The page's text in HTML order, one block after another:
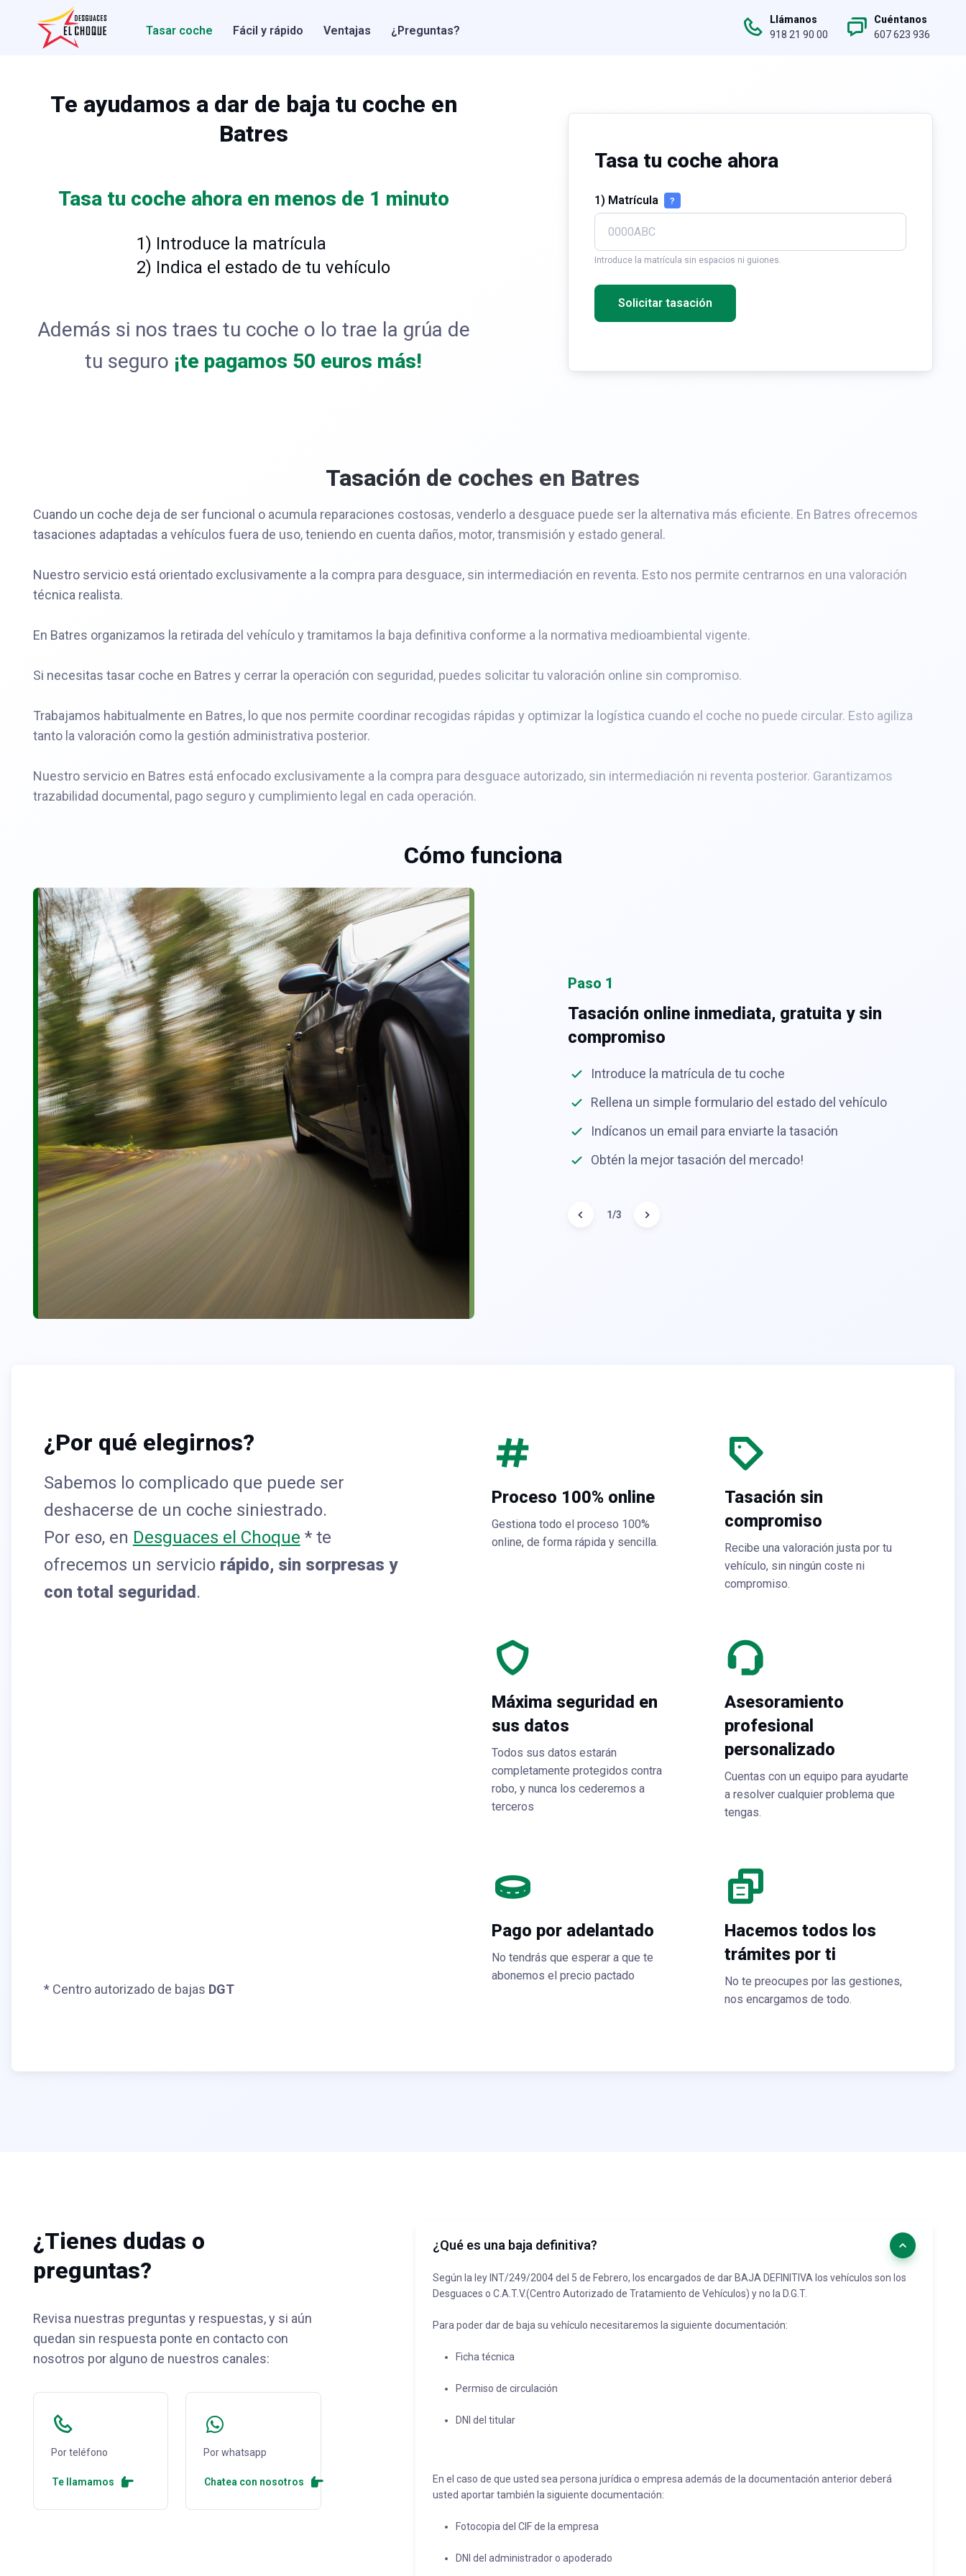
Tasar coche Fácil y rápido Ventajas ¿Preguntas?
Llámanos
918 21 90 00
Cuéntanos
607 623 936
Te ayudamos a dar de baja tu coche en
Batres
Tasa tu coche ahora en menos de 1 minuto
1) Introduce la matrícula
2) Indica el estado de tu vehículo
Además si nos traes tu coche o lo trae la grúa de
tu seguro ¡te pagamos 50 euros más!
Tasa tu coche ahora
1) Matrícula ?
Introduce la matrícula sin espacios ni guiones.
Solicitar tasación
Tasación de coches en Batres
Cuando un coche deja de ser funcional o acumula reparaciones costosas, venderlo a desguace puede ser la alternativa más eficiente. En Batres ofrecemos
tasaciones adaptadas a vehículos fuera de uso, teniendo en cuenta daños, motor, transmisión y estado general.
Nuestro servicio está orientado exclusivamente a la compra para desguace, sin intermediación en reventa. Esto nos permite centrarnos en una valoración
técnica realista.
En Batres organizamos la retirada del vehículo y tramitamos la baja definitiva conforme a la normativa medioambiental vigente.
Si necesitas tasar coche en Batres y cerrar la operación con seguridad, puedes solicitar tu valoración online sin compromiso.
Trabajamos habitualmente en Batres, lo que nos permite coordinar recogidas rápidas y optimizar la logística cuando el coche no puede circular. Esto agiliza
tanto la valoración como la gestión administrativa posterior.
Nuestro servicio en Batres está enfocado exclusivamente a la compra para desguace autorizado, sin intermediación ni reventa posterior. Garantizamos
trazabilidad documental, pago seguro y cumplimiento legal en cada operación.
Cómo funciona
Paso 3
Dinero rápido en tu cuenta corriente
Pagamos por tu coche de manera rápida y eficaz
Experiencia de más de 40 años gestionando bajas de
vehículos
Nos encargamos de todos los trámites
Paso 1
Tasación online inmediata, gratuita y sin
compromiso
Introduce la matrícula de tu coche
Rellena un simple formulario del estado del vehículo
Indícanos un email para enviarte la tasación
Obtén la mejor tasación del mercado!
1/3
¿Por qué elegirnos?
Sabemos lo complicado que puede ser
deshacerse de un coche siniestrado.
Por eso, en Desguaces el Choque * te
ofrecemos un servicio rápido, sin sorpresas y
con total seguridad.
* Centro autorizado de bajas DGT
Proceso 100% online
Gestiona todo el proceso 100%
online, de forma rápida y sencilla.
Tasación sin
compromiso
Recibe una valoración justa por tu
vehículo, sin ningún coste ni
compromiso.
Máxima seguridad en
sus datos
Todos sus datos estarán
completamente protegidos contra
robo, y nunca los cederemos a
terceros
Asesoramiento
profesional
personalizado
Cuentas con un equipo para ayudarte
a resolver cualquier problema que
tengas.
Pago por adelantado
No tendrás que esperar a que te
abonemos el precio pactado
Hacemos todos los
trámites por ti
No te preocupes por las gestiones,
nos encargamos de todo.
¿Tienes dudas o
preguntas?
Revisa nuestras preguntas y respuestas, y si aún
quedan sin respuesta ponte en contacto con
nosotros por alguno de nuestros canales:
Por teléfono
Te llamamos
Por whatsapp
Chatea con nosotros
¿Qué es una baja definitiva?
Según la ley INT/249/2004 del 5 de Febrero, los encargados de dar BAJA DEFINITIVA los vehículos son los
Desguaces o C.A.T.V.(Centro Autorizado de Tratamiento de Vehículos) y no la D.G.T.
Para poder dar de baja su vehículo necesitaremos la siguiente documentación:
Ficha técnica
Permiso de circulación
DNI del titular
En el caso de que usted sea persona jurídica o empresa además de la documentación anterior deberá
usted aportar también la siguiente documentación:
Fotocopia del CIF de la empresa
DNI del administrador o apoderado